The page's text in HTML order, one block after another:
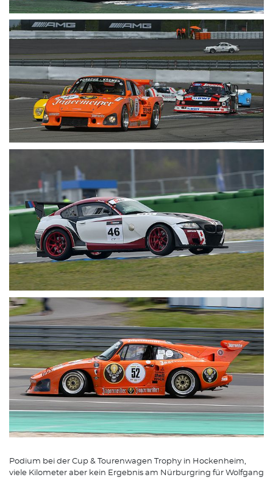
Podium bei der Cup & Tourenwagen Trophy in Hockenheim,
viele Kilometer aber kein Ergebnis am Nürburgring für Wolfgang